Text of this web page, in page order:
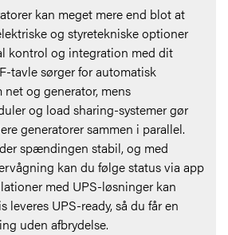
kan meget mere end blot at
og styretekniske optioner
kontrol og integration med dit
tavle sørger for automatisk
og generator, mens
og load sharing-systemer gør
generatorer sammen i parallel.
spændingen stabil, og med
kan du følge status via app
med UPS-løsninger kan
UPS-ready, så du får en
uden afbrydelse.